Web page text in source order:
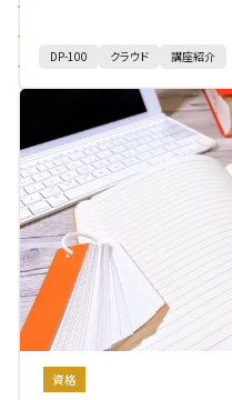
DP-100 クラウド 講座紹介
資格